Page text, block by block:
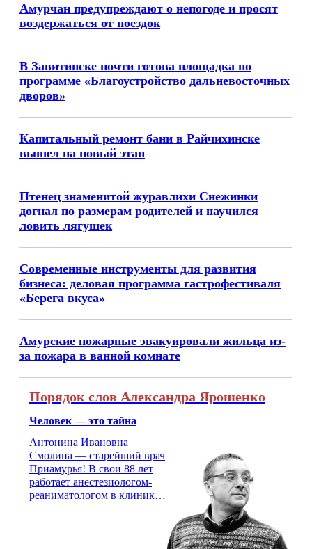
Амурчан предупреждают о непогоде и просят
воздержаться от поездок
В Завитинске почти готова площадка по
программе «Благоустройство дальневосточных
дворов»
Капитальный ремонт бани в Райчихинске
вышел на новый этап
Птенец знаменитой журавлихи Снежинки
догнал по размерам родителей и научился
ловить лягушек
Современные инструменты для развития
бизнеса: деловая программа гастрофестиваля
«Берега вкуса»
Амурские пожарные эвакуировали жильца из-
за пожара в ванной комнате
Порядок слов Александра Ярошенко
Человек — это тайна
Антонина Ивановна
Смолина — старейший врач
Приамурья! В свои 88 лет
работает анестезиологом-
реаниматологом в клинике